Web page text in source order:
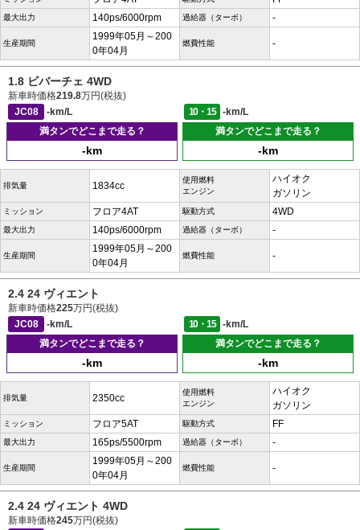
最大出力 140ps/6000rpm 過給器（ターボ） -
生産期間
1999年05月～200
0年04月
燃費性能 -
1.8 ビバーチェ 4WD
新車時価格219.8万円(税抜)
JC08
-km/L 10・15
-km/L
満タンでどこまで走る？
-km
満タンでどこまで走る？
-km
排気量 1834cc
使用燃料
エンジン
ハイオク
ガソリン
ミッション フロア4AT 駆動方式 4WD
最大出力 140ps/6000rpm 過給器（ターボ） -
生産期間
1999年05月～200
0年04月
燃費性能 -
2.4 24 ヴィエント
新車時価格225万円(税抜)
JC08
-km/L 10・15
-km/L
満タンでどこまで走る？
-km
満タンでどこまで走る？
-km
排気量 2350cc
使用燃料
エンジン
ハイオク
ガソリン
ミッション フロア5AT 駆動方式 FF
最大出力 165ps/5500rpm 過給器（ターボ） -
生産期間
1999年05月～200
0年04月
燃費性能 -
2.4 24 ヴィエント 4WD
新車時価格245万円(税抜)